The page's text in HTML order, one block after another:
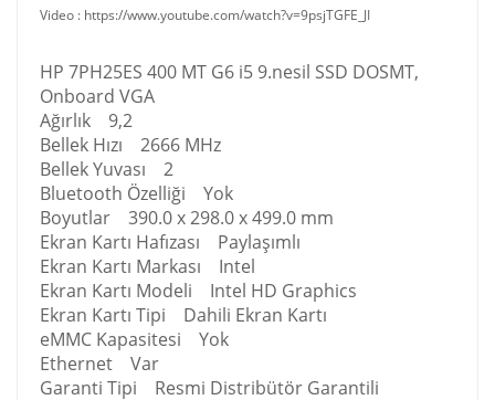
Video : https://www.youtube.com/watch?v=9psjTGFE_JI
HP 7PH25ES 400 MT G6 i5 9.nesil SSD DOSMT,
Onboard VGA
Ağırlık 9,2
Bellek Hızı 2666 MHz
Bellek Yuvası 2
Bluetooth Özelliği Yok
Boyutlar 390.0 x 298.0 x 499.0 mm
Ekran Kartı Hafızası Paylaşımlı
Ekran Kartı Markası Intel
Ekran Kartı Modeli Intel HD Graphics
Ekran Kartı Tipi Dahili Ekran Kartı
eMMC Kapasitesi Yok
Ethernet Var
Garanti Tipi Resmi Distribütör Garantili